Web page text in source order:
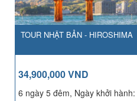
TOUR NHẬT BẢN - HIROSHIMA
34,900,000 VND
6 ngày 5 đêm, Ngày khởi hành: